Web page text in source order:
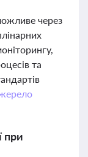
через
та
при